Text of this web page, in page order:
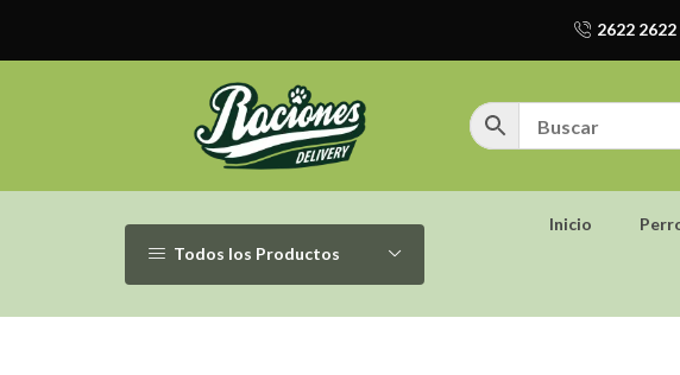
2622 2622
Todos los Productos
Inicio